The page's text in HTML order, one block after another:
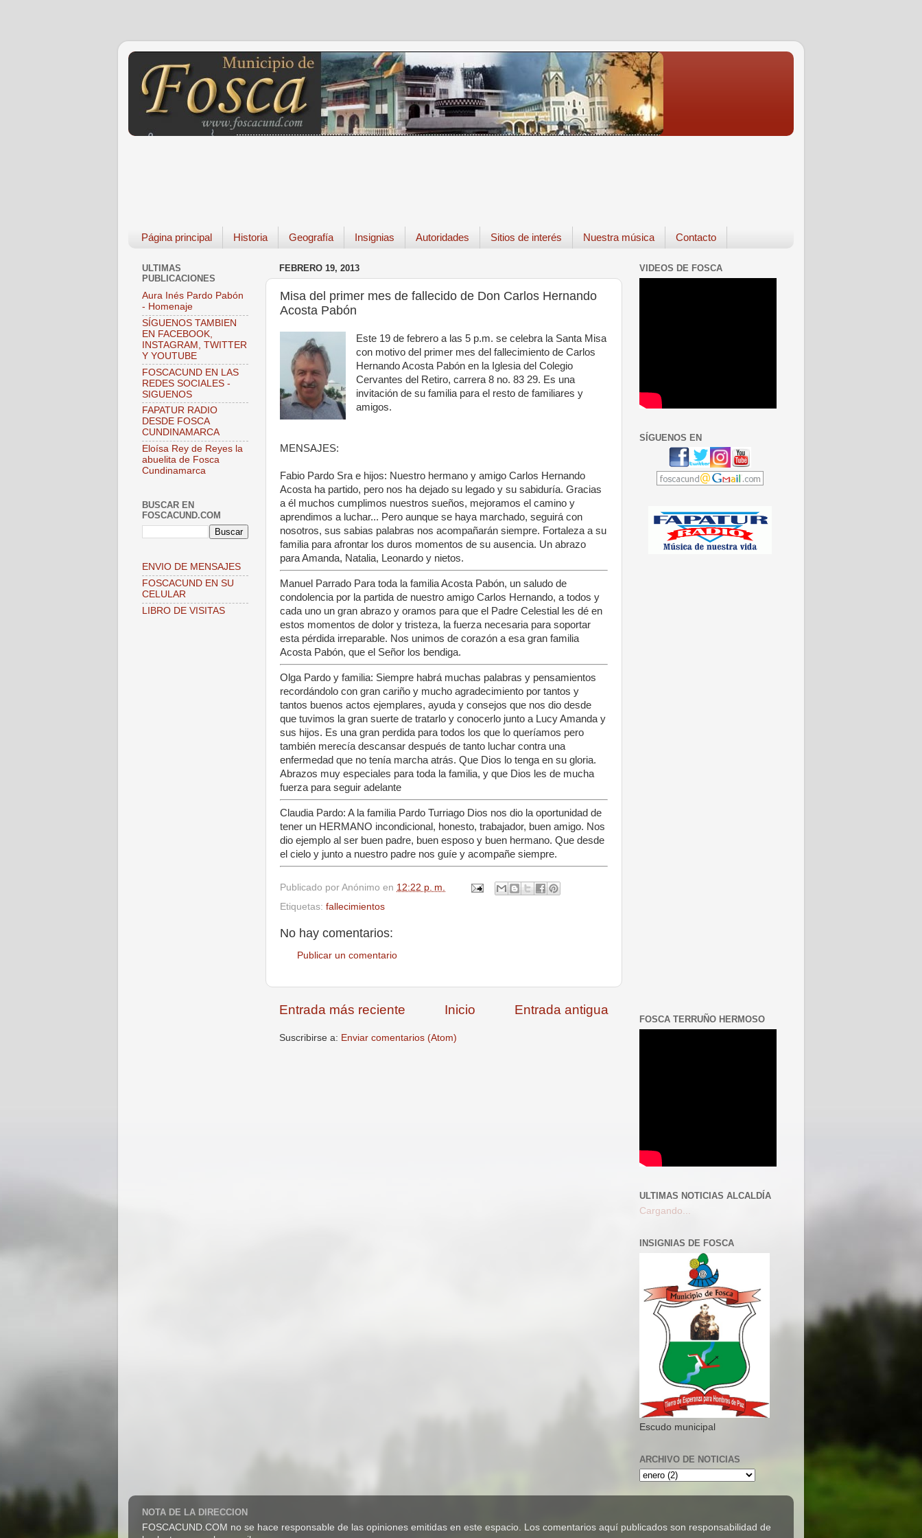
Página principal Historia Geografía Insignias Autoridades Sitios de interés Nuestra música Contacto
FEBRERO 19, 2013
Misa del primer mes de fallecido de Don Carlos Hernando
Acosta Pabón
Este 19 de febrero a las 5 p.m. se celebra la Santa Misa
con motivo del primer mes del fallecimiento de Carlos
Hernando Acosta Pabón en la Iglesia del Colegio
Cervantes del Retiro, carrera 8 no. 83 29. Es una
invitación de su familia para el resto de familiares y
amigos.
MENSAJES:
Fabio Pardo Sra e hijos: Nuestro hermano y amigo Carlos Hernando
Acosta ha partido, pero nos ha dejado su legado y su sabiduría. Gracias
a él muchos cumplimos nuestros sueños, mejoramos el camino y
aprendimos a luchar... Pero aunque se haya marchado, seguirá con
nosotros, sus sabias palabras nos acompañarán siempre. Fortaleza a su
familia para afrontar los duros momentos de su ausencia. Un abrazo
para Amanda, Natalia, Leonardo y nietos.
Manuel Parrado Para toda la familia Acosta Pabón, un saludo de
condolencia por la partida de nuestro amigo Carlos Hernando, a todos y
cada uno un gran abrazo y oramos para que el Padre Celestial les dé en
estos momentos de dolor y tristeza, la fuerza necesaria para soportar
esta pérdida irreparable. Nos unimos de corazón a esa gran familia
Acosta Pabón, que el Señor los bendiga.
Olga Pardo y familia: Siempre habrá muchas palabras y pensamientos
recordándolo con gran cariño y mucho agradecimiento por tantos y
tantos buenos actos ejemplares, ayuda y consejos que nos dio desde
que tuvimos la gran suerte de tratarlo y conocerlo junto a Lucy Amanda y
sus hijos. Es una gran perdida para todos los que lo queríamos pero
también merecía descansar después de tanto luchar contra una
enfermedad que no tenía marcha atrás. Que Dios lo tenga en su gloria.
Abrazos muy especiales para toda la familia, y que Dios les de mucha
fuerza para seguir adelante
Claudia Pardo: A la familia Pardo Turriago Dios nos dio la oportunidad de
tener un HERMANO incondicional, honesto, trabajador, buen amigo. Nos
dio ejemplo al ser buen padre, buen esposo y buen hermano. Que desde
el cielo y junto a nuestro padre nos guíe y acompañe siempre.
Publicado por Anónimo en 12:22 p. m.
Etiquetas: fallecimientos
No hay comentarios:
Publicar un comentario
Entrada más reciente Entrada antigua
Inicio
Suscribirse a: Enviar comentarios (Atom)
ULTIMAS
PUBLICACIONES
Aura Inés Pardo Pabón
- Homenaje
SÍGUENOS TAMBIEN
EN FACEBOOK,
INSTAGRAM, TWITTER
Y YOUTUBE
FOSCACUND EN LAS
REDES SOCIALES -
SIGUENOS
FAPATUR RADIO
DESDE FOSCA
CUNDINAMARCA
Eloísa Rey de Reyes la
abuelita de Fosca
Cundinamarca
BUSCAR EN
FOSCACUND.COM
ENVIO DE MENSAJES
FOSCACUND EN SU
CELULAR
LIBRO DE VISITAS
VIDEOS DE FOSCA
SÍGUENOS EN
FOSCA TERRUÑO HERMOSO
ULTIMAS NOTICIAS ALCALDÍA
Cargando...
INSIGNIAS DE FOSCA
Escudo municipal
ARCHIVO DE NOTICIAS
NOTA DE LA DIRECCION
FOSCACUND.COM no se hace responsable de las opiniones emitidas en este espacio. Los comentarios aquí publicados son responsabilidad de